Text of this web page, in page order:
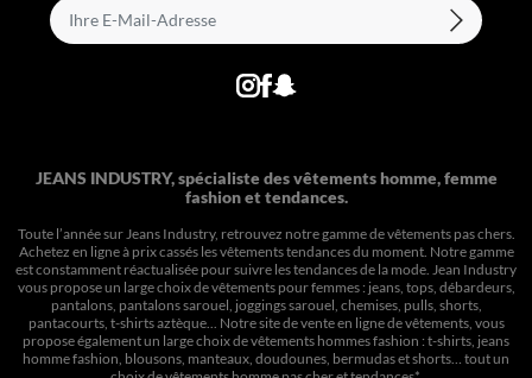
JEANS INDUSTRY, spécialiste des vêtements homme, femme
fashion et tendances.
Toute l’année sur Jeans Industry, retrouvez notre gamme de vêtements pas chers.
Achetez en ligne à prix cassés les vêtements tendances du moment. Notre gamme
est constamment réactualisée pour suivre les tendances de la mode. Jean Industry
vous propose un large choix de vêtements pour femmes : jeans, tops, débardeurs,
pantalons, pantalons sarouel, joggings sarouel, chemises, pulls, shorts,
pantacourts, t-shirts aztèque... Notre site de vente en ligne de vêtements, vous
propose également un large choix de vêtements hommes fashion : t-shirts, jeans
homme fashion, blousons, manteaux, doudounes, bermudas et shorts… tout un